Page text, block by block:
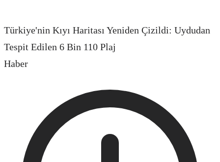
Türkiye'nin Kıyı Haritası Yeniden Çizildi: Uydudan
Tespit Edilen 6 Bin 110 Plaj
Haber